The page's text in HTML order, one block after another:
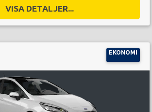
VISA DETALJER...
EKONOMI